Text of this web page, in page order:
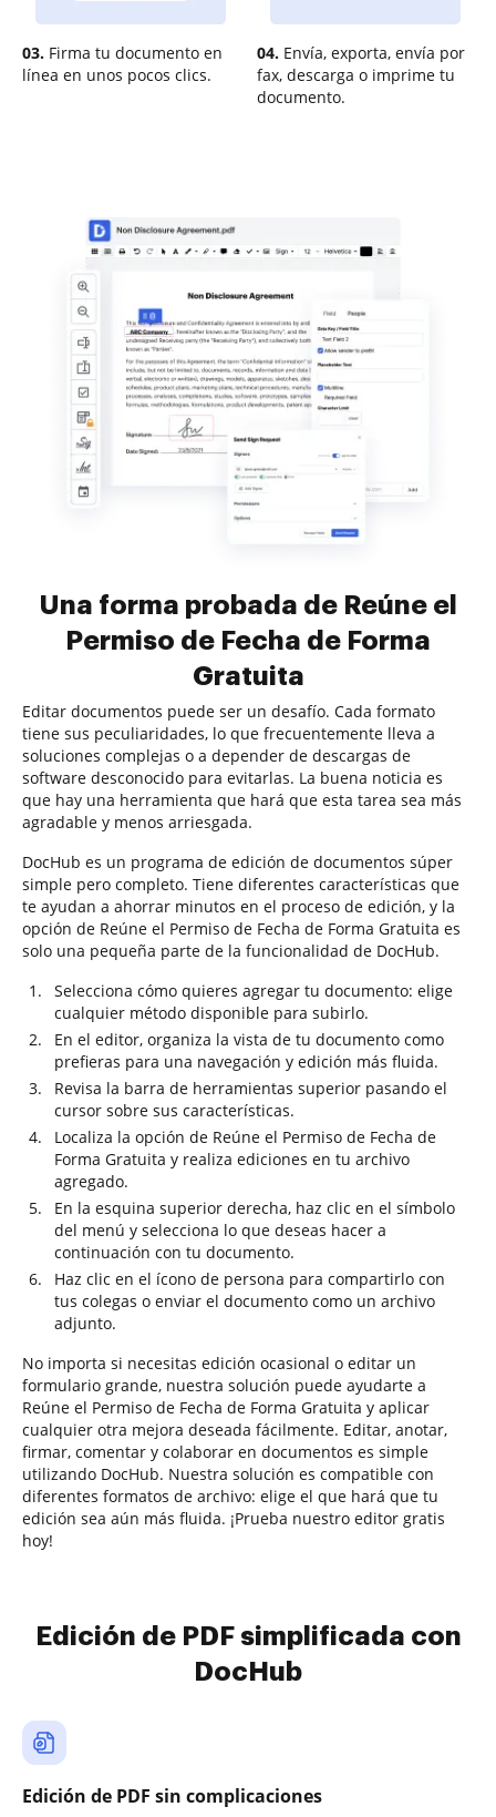
03. Firma tu documento en
línea en unos pocos clics.
04. Envía, exporta, envía por
fax, descarga o imprime tu
documento.
Una forma probada de Reúne el
Permiso de Fecha de Forma
Gratuita
Editar documentos puede ser un desafío. Cada formato
tiene sus peculiaridades, lo que frecuentemente lleva a
soluciones complejas o a depender de descargas de
software desconocido para evitarlas. La buena noticia es
que hay una herramienta que hará que esta tarea sea más
agradable y menos arriesgada.
DocHub es un programa de edición de documentos súper
simple pero completo. Tiene diferentes características que
te ayudan a ahorrar minutos en el proceso de edición, y la
opción de Reúne el Permiso de Fecha de Forma Gratuita es
solo una pequeña parte de la funcionalidad de DocHub.
Selecciona cómo quieres agregar tu documento: elige
cualquier método disponible para subirlo.
En el editor, organiza la vista de tu documento como
prefieras para una navegación y edición más fluida.
Revisa la barra de herramientas superior pasando el
cursor sobre sus características.
Localiza la opción de Reúne el Permiso de Fecha de
Forma Gratuita y realiza ediciones en tu archivo
agregado.
En la esquina superior derecha, haz clic en el símbolo
del menú y selecciona lo que deseas hacer a
continuación con tu documento.
Haz clic en el ícono de persona para compartirlo con
tus colegas o enviar el documento como un archivo
adjunto.
No importa si necesitas edición ocasional o editar un
formulario grande, nuestra solución puede ayudarte a
Reúne el Permiso de Fecha de Forma Gratuita y aplicar
cualquier otra mejora deseada fácilmente. Editar, anotar,
firmar, comentar y colaborar en documentos es simple
utilizando DocHub. Nuestra solución es compatible con
diferentes formatos de archivo: elige el que hará que tu
edición sea aún más fluida. ¡Prueba nuestro editor gratis
hoy!
Edición de PDF simplificada con
DocHub
Edición de PDF sin complicaciones